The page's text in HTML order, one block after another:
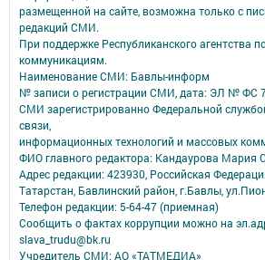
размещенной на сайте, возможна только с
редакций СМИ.
При поддержке Республиканского агентства
коммуникациям.
Наименование СМИ: Бавлы-информ
№ записи о регистрации СМИ, дата: ЭЛ № ФС
СМИ зарегистрированно Федеральной
связи,
информационных технологий и массовых
ФИО главного редактора: Кандаурова Мария
Адрес редакции: 423930, Российская
Татарстан, Бавлинский район, г.Бавлы,
Телефон редакции: 5-64-47 (приемная)
Сообщить о фактах коррупции можно на
slava_trudu@bk.ru
Учредитель СМИ: АО «ТАТМЕДИА»